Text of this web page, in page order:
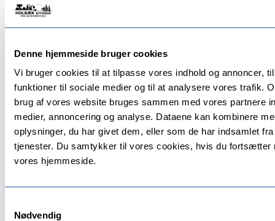
Denne hjemmeside bruger cookies
Vi bruger cookies til at tilpasse vores indhold og annoncer,
funktioner til sociale medier og til at analysere vores trafik.
brug af vores website bruges sammen med vores partnere
medier, annoncering og analyse. Dataene kan kombinere
oplysninger, du har givet dem, eller som de har indsamlet
tjenester. Du samtykker til vores cookies, hvis du fortsætter
vores hjemmeside.
Nødvendig